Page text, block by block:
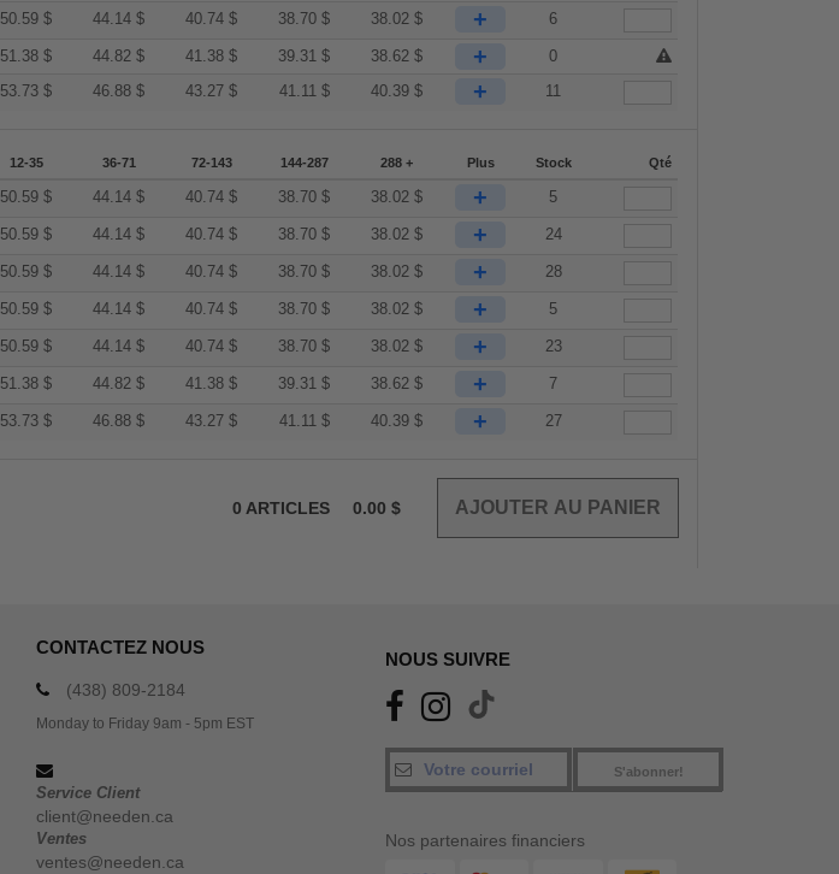
50.59$ 44.14$ 40.74$ 38.70$ 38.02$ + 6
51.38$ 44.82$ 41.38$ 39.31$ 38.62$ +
0
53.73$ 46.88$ 43.27$ 41.11 $ 40.39$ + 11
12-35 36-71 72-143 144-287 288 + Plus Stock Qté
50.59$ 44.14$ 40.74$ 38.70$ 38.02$ + 5
50.59$ 44.14$ 40.74$ 38.70$ 38.02$ + 24
50.59$ 44.14$ 40.74$ 38.70$ 38.02$ + 28
50.59$ 44.14$ 40.74$ 38.70$ 38.02$ + 5
50.59$ 44.14$ 40.74$ 38.70$ 38.02$ + 23
51.38$ 44.82$ 41.38$ 39.31$ 38.62$ + 7
53.73$ 46.88$ 43.27$ 41.11 $ 40.39$ + 27
0 ARTICLES 0.00 $
CONTACTEZ NOUS
(438) 809-2184
Monday to Friday 9am - 5pm EST
Service Client
client@needen.ca
Ventes
ventes@needen.ca
NOUS SUIVRE
S'abonner!
Nos partenaires financiers